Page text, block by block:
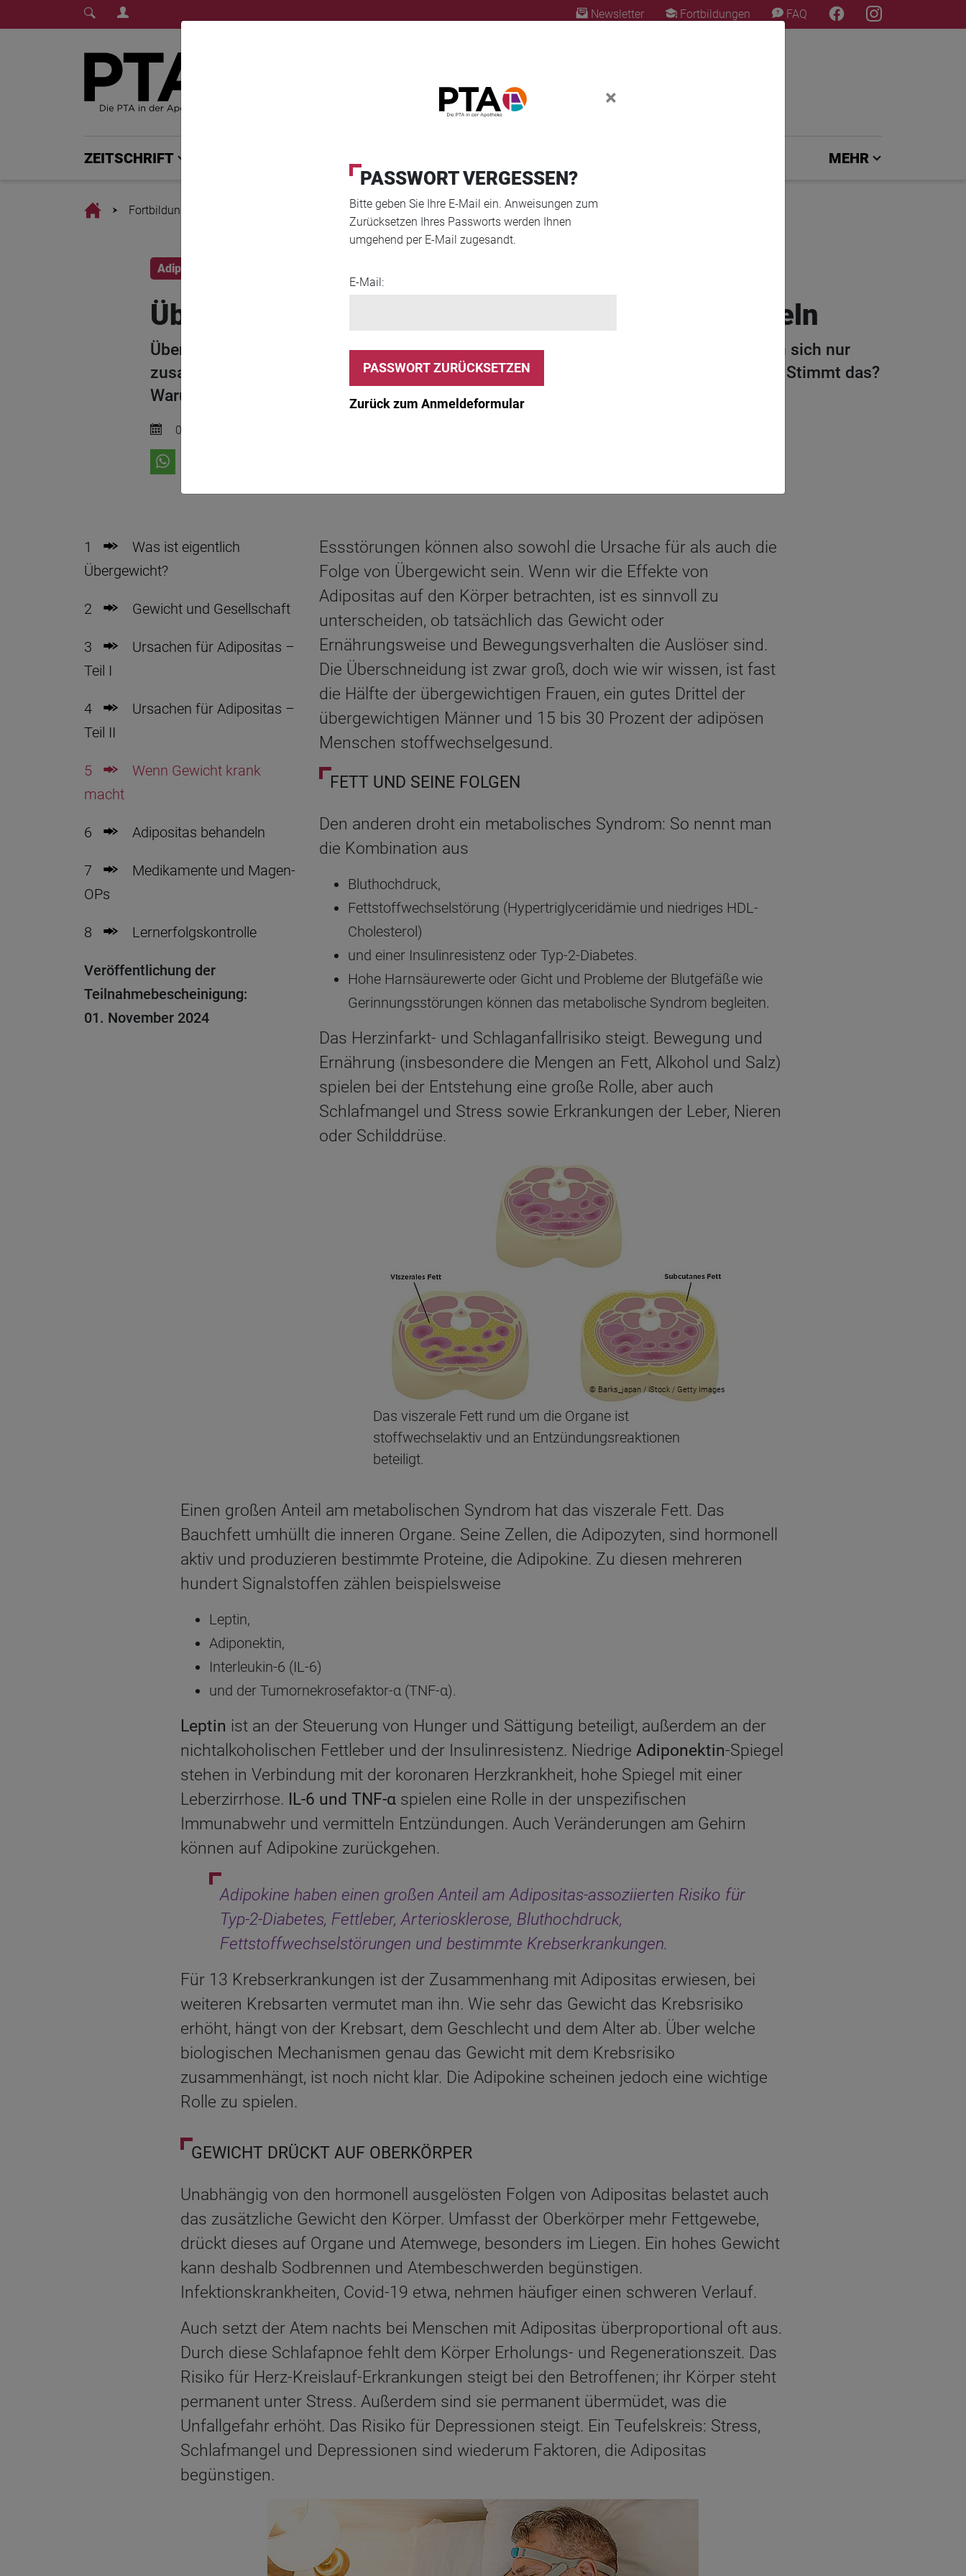
Login Menu Newsletter Fortbildungen FAQ
ZEITSCHRIFT MEHR
HomeFortbildung Über Gewicht: Adipositas verstehen und behandeln
×
PASSWORT VERGESSEN?
Bitte geben Sie Ihre E-Mail ein. Anweisungen zum
Zurücksetzen Ihres Passworts werden Ihnen
umgehend per E-Mail zugesandt.
E-Mail:
Zurück zum Anmeldeformular
Adipositas
Über Gewicht: Adipositas verstehen und behandeln
Übergewicht macht krank. Adipositas wäre leicht zu besiegen, würden die Betroffenen sich nur
zusammenreißen. Sie müssen einfach mehr Energie verbrauchen als zu sich nehmen. Stimmt das?
Warum leicht sein gar nicht so leicht ist.
01. September 2024
1
Was ist eigentlich
Übergewicht?
2 Gewicht und Gesellschaft
3
Ursachen für Adipositas –
Teil I
4
Ursachen für Adipositas –
Teil II
5
Wenn Gewicht krank
macht
6 Adipositas behandeln
7
Medikamente und Magen-
OPs
8 Lernerfolgskontrolle
Veröffentlichung der
Teilnahmebescheinigung:
01. November 2024
Essstörungen können also sowohl die Ursache für als auch die
Folge von Übergewicht sein. Wenn wir die Effekte von
Adipositas auf den Körper betrachten, ist es sinnvoll zu
unterscheiden, ob tatsächlich das Gewicht oder
Ernährungsweise und Bewegungsverhalten die Auslöser sind.
Die Überschneidung ist zwar groß, doch wie wir wissen, ist fast
die Hälfte der übergewichtigen Frauen, ein gutes Drittel der
übergewichtigen Männer und 15 bis 30 Prozent der adipösen
Menschen stoffwechselgesund.
FETT UND SEINE FOLGEN
Den anderen droht ein metabolisches Syndrom: So nennt man
die Kombination aus
Bluthochdruck,
Fettstoffwechselstörung (Hypertriglyceridämie und niedriges HDL-
Cholesterol)
und einer Insulinresistenz oder Typ-2-Diabetes.
Hohe Harnsäurewerte oder Gicht und Probleme der Blutgefäße wie
Gerinnungsstörungen können das metabolische Syndrom begleiten.
Das Herzinfarkt- und Schlaganfallrisiko steigt. Bewegung und
Ernährung (insbesondere die Mengen an Fett, Alkohol und Salz)
spielen bei der Entstehung eine große Rolle, aber auch
Schlafmangel und Stress sowie Erkrankungen der Leber, Nieren
oder Schilddrüse.
© Barks_japan / iStock / Getty Images
Das viszerale Fett rund um die Organe ist
stoffwechselaktiv und an Entzündungsreaktionen
beteiligt.
Einen großen Anteil am metabolischen Syndrom hat das viszerale Fett. Das
Bauchfett umhüllt die inneren Organe. Seine Zellen, die Adipozyten, sind hormonell
aktiv und produzieren bestimmte Proteine, die Adipokine. Zu diesen mehreren
hundert Signalstoffen zählen beispielsweise
Leptin,
Adiponektin,
Interleukin-6 (IL-6)
und der Tumornekrosefaktor-α (TNF-α).
Leptin ist an der Steuerung von Hunger und Sättigung beteiligt, außerdem an der
nichtalkoholischen Fettleber und der Insulinresistenz. Niedrige Adiponektin-Spiegel
stehen in Verbindung mit der koronaren Herzkrankheit, hohe Spiegel mit einer
Leberzirrhose. IL-6 und TNF-α spielen eine Rolle in der unspezifischen
Immunabwehr und vermitteln Entzündungen. Auch Veränderungen am Gehirn
können auf Adipokine zurückgehen.
Adipokine haben einen großen Anteil am Adipositas-assoziierten Risiko für
Typ-2-Diabetes, Fettleber, Arteriosklerose, Bluthochdruck,
Fettstoffwechselstörungen und bestimmte Krebserkrankungen.
Für 13 Krebserkrankungen ist der Zusammenhang mit Adipositas erwiesen, bei
weiteren Krebsarten vermutet man ihn. Wie sehr das Gewicht das Krebsrisiko
erhöht, hängt von der Krebsart, dem Geschlecht und dem Alter ab. Über welche
biologischen Mechanismen genau das Gewicht mit dem Krebsrisiko
zusammenhängt, ist noch nicht klar. Die Adipokine scheinen jedoch eine wichtige
Rolle zu spielen.
GEWICHT DRÜCKT AUF OBERKÖRPER
Unabhängig von den hormonell ausgelösten Folgen von Adipositas belastet auch
das zusätzliche Gewicht den Körper. Umfasst der Oberkörper mehr Fettgewebe,
drückt dieses auf Organe und Atemwege, besonders im Liegen. Ein hohes Gewicht
kann deshalb Sodbrennen und Atembeschwerden begünstigen.
Infektionskrankheiten, Covid-19 etwa, nehmen häufiger einen schweren Verlauf.
Auch setzt der Atem nachts bei Menschen mit Adipositas überproportional oft aus.
Durch diese Schlafapnoe fehlt dem Körper Erholungs- und Regenerationszeit. Das
Risiko für Herz-Kreislauf-Erkrankungen steigt bei den Betroffenen; ihr Körper steht
permanent unter Stress. Außerdem sind sie permanent übermüdet, was die
Unfallgefahr erhöht. Das Risiko für Depressionen steigt. Ein Teufelskreis: Stress,
Schlafmangel und Depressionen sind wiederum Faktoren, die Adipositas
begünstigen.
×